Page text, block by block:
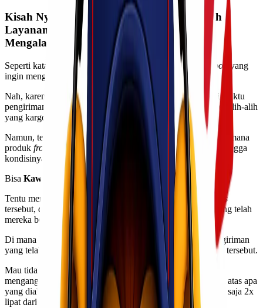
Kisah Nyata Akibat Customer
Salah Memilih
Layanan, Jangan Sampai Kawan Lio
Mengalaminya!
Seperti katakanlah, ada seorang business owners frozen food
yang
ingin mengirim produknya ke
customer
di pulau lain.
Nah, karena dia mempertimbangkan soal harga dan durasi waktu
pengiriman, akhirnya dia pun memilih layanan yang reguler alih-alih
yang kargo.
Namun, ternyata pengiriman tersebut mengalami kendala, di mana
produk frozen food -nya mencair ketika sampai di tempat sehingga
kondisinya menjadi kurang layak.
Bisa Kawan Lio tebak sendiri bagaimana reaksi si customer
.
Tentu mereka merasa sangat dirugikan oleh
business owners
tersebut, dan meminta ganti-rugi terhadap produkfrozen
yang telah
mereka beli.
Di mana biaya ganti-rugi juga termasuk untuk layanan pengiriman
yang telah mereka ambil atas instruksi dari
business owners tersebut.
Mau tidak mau,
business owners
tersebut pun terpaksa
menganggarkan biaya perusahaannya untuk mengganti rugi atas apa
yang dialami oleh si
customer
, yang bahkan jumlahnya bisa saja 2x
lipat dari yang seharusnya!